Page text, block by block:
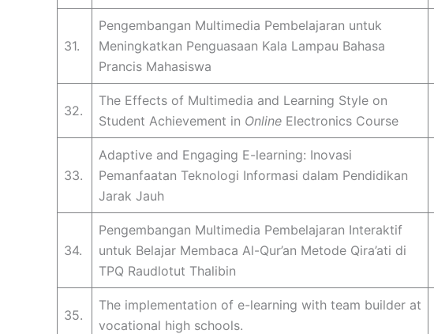
31.
Pengembangan Multimedia Pembelajaran untuk
Meningkatkan Penguasaan Kala Lampau Bahasa
Prancis Mahasiswa
32.
The Effects of Multimedia and Learning Style on
Student Achievement in Online Electronics Course
33.
Adaptive and Engaging E-learning: Inovasi
Pemanfaatan Teknologi Informasi dalam Pendidikan
Jarak Jauh
34.
Pengembangan Multimedia Pembelajaran Interaktif
untuk Belajar Membaca Al-Qur’an Metode Qira’ati di
TPQ Raudlotut Thalibin
35.
The implementation of e-learning with team builder at
vocational high schools.